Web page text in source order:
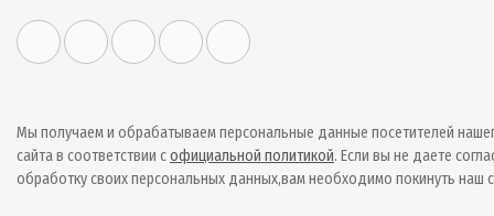
Мы получаем и обрабатываем персональные данные посетителей
сайта в соответствии софициальной политикой. Если вы не даете
обработку своих персональных данных,вам необходимо покинуть наш